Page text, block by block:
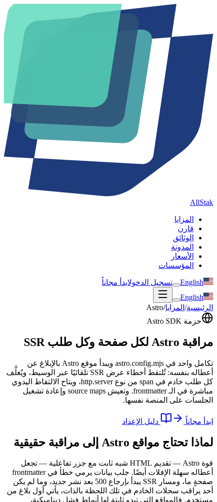
AllStak
المزايا
قارن
الوثائق
المدونة
الأسعار
المؤسسات
English تسجيل الدخولابدأ مجاناً
English
الرئيسية/ المزايا/
Astro
حزمة Astro SDK
مراقبة Astro لكل صفحة وكل طلب SSR
تكامل واحد في astro.config.mjs ويبدأ موقع Astro بالإبلاغ عن
أعطاله بنفسه: تُلتقط أخطاء عرض SSR تلقائيًا عبر الوسيط، ويُغلَّف
كل طلب خادم في span من نوع http.server، ويتاح الالتقاط اليدوي
مباشرة في الـ frontmatter. وتعيش source maps وإعادة تشغيل
الجلسات على المنصة نفسها.
ابدأ مجاناً دليل الإعداد
لماذا تحتاج مواقع Astro إلى مراقبة حقيقية
قوة Astro — تقديم HTML شبه ثابت مع جزر تفاعلية — تجعل
أعطاله سهلة الإفلات أيضًا. جلب بيانات يرمي خطأ في frontmatter
صفحةٍ ما، ومسار SSR يبدأ بإرجاع 500 بعد نشر جديد، وما لم يكن
أحد يراقب سجلات الخادم في تلك اللحظة بالذات، يأتي أول بلاغ من
مستخدم. فالمواقع التي تبدو ثابتة لها أنماط فشل ديناميكية،